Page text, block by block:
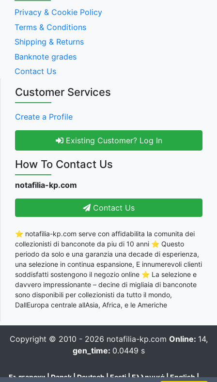
Privacy & Cookie Policy
Terms & Conditions
Shipping & Returns
Banknote grades
Contact Us
Customer Services
Create a Profile
Existing Customer? Log In
How To Contact Us
notafilia-kp.com
Contact Us
⭐ notafilia-kp.com serve con affidabilita la comunita dei
collezionisti di banconote da piu di 10 anni ⭐ Questo
periodo da solo e una garanzia una decade di esperienza,
una selezione in continua espansione, E innumerevoli clienti
soddisfatti sostengono il negozio online ⭐ La selezione e
davvero impressionante – decine di migliaia di banconote
sono disponibili per collezionisti da tutto il mondo,
DallEuropa centrale allAsia, Africa, e le Americhe
Copyright © 2010 - 2026 notafilia-kp.com Online: 14,
gen_time: 0.0449 s
Български|Dansk|Deutsch|Eesti|Ελληνικά|English|